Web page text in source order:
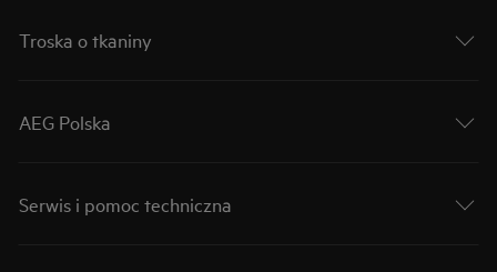
Troska o tkaniny
AEG Polska
Serwis i pomoc techniczna